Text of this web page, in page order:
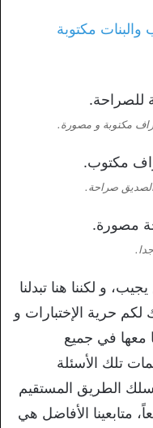
مكتوبة
مكتوبة و مصورة.
صراحة.
و لكننا هنا تبدلنا
حرية الإختبارات و
معها في جميع
تلك الأسئلة
الطريق المستقيم
متابعينا الأفاضل هي